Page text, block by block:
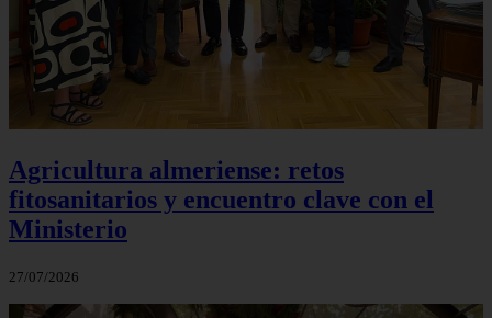
Agricultura almeriense: retos
fitosanitarios y encuentro clave con el
Ministerio
27/07/2026